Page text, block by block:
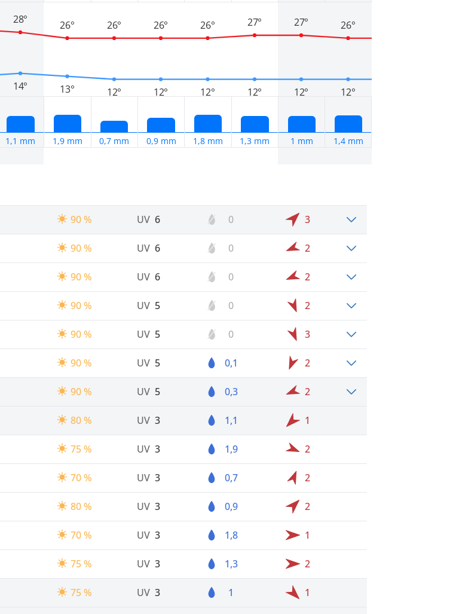
14°
28°
1,1 mm
13°
26°
1,9 mm
12°
26°
0,7 mm
12°
26°
0,9 mm
12°
26°
1,8 mm
12°
27°
1,3 mm
12°
27°
1 mm
12°
26°
1,4 mm
90 % UV 6 0 3
90 % UV 6 0 2
90 % UV 6 0 2
90 % UV 5 0 2
90 % UV 5 0 3
90 % UV 5 0,1 2
90 % UV 5 0,3 2
80 % UV 3 1,1 1
75 % UV 3 1,9 2
70 % UV 3 0,7 2
80 % UV 3 0,9 2
70 % UV 3 1,8 1
75 % UV 3 1,3 2
75 % UV 3 1 1